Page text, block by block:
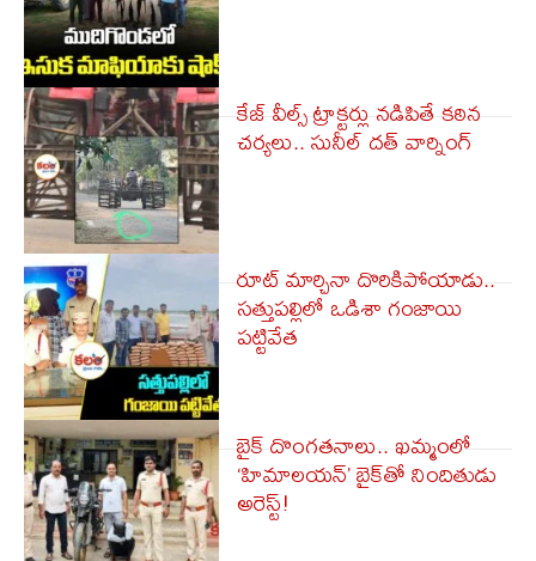
కేజ్ వీల్స్ ట్రాక్టర్లు నడిపితే కఠిన
చర్యలు.. సునీల్ దత్ వార్నింగ్
రూట్ మార్చినా దొరికిపోయాడు..
సత్తుపల్లిలో ఒడిశా గంజాయి
పట్టివేత
బైక్ దొంగతనాలు.. ఖమ్మంలో
‘హిమాలయన్’ బైక్‌తో నిందితుడు
అరెస్ట్!